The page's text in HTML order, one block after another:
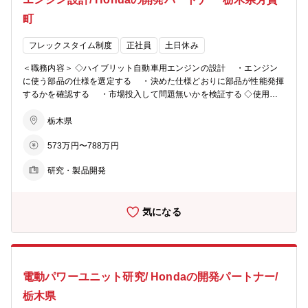
町
フレックスタイム制度 正社員 土日休み
＜職務内容＞ ◇ハイブリット自動車用エンジンの設計 ・エンジン
に使う部品の仕様を選定する ・決めた仕様どおりに部品が性能発揮
するかを確認する ・市場投入して問題無いかを検証する ◇使用ツ
Dモデリングおよび作図ツール ・その他専用ツール 【やりがい・魅
る重要部品ですので、責任感を持てます。市販化される際には大きな
限られたリソースで最大の成果を出す協働の面白さがあります。
栃木県
573万円〜788万円
研究・製品開発
気になる
電動パワーユニット研究/ Hondaの開発パートナー/
栃木県